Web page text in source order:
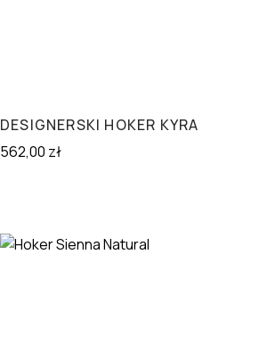
DESIGNERSKI HOKER KYRA
562,00 zł